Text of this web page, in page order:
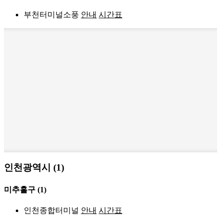
부천터미널소풍 안내 시간표
인천광역시 (1)
미추홀구 (1)
인천종합터미널 안내 시간표